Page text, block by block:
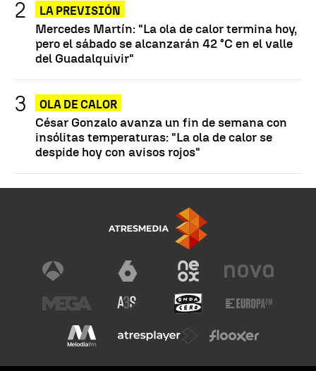
LA PREVISIÓN
Mercedes Martín: "La ola de calor termina hoy,
pero el sábado se alcanzarán 42 °C en el valle
del Guadalquivir"
OLA DE CALOR
César Gonzalo avanza un fin de semana con
insólitas temperaturas: "La ola de calor se
despide hoy con avisos rojos"